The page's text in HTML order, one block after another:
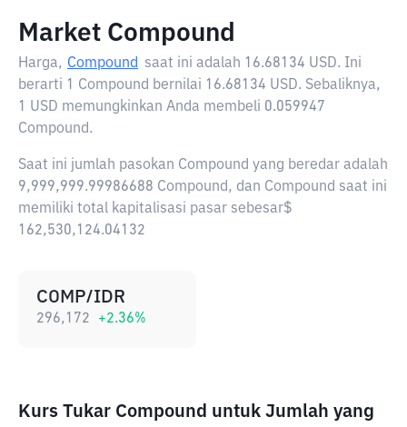
Market Compound
Harga, Compound saat ini adalah 16.68134 USD. Ini
berarti 1 Compound bernilai 16.68134 USD. Sebaliknya,
1 USD memungkinkan Anda membeli 0.059947
Compound.
Saat ini jumlah pasokan Compound yang beredar adalah
9,999,999.99986688 Compound, dan Compound saat ini
memiliki total kapitalisasi pasar sebesar$
162,530,124.04132
COMP/IDR
296,172 +2.36%
Kurs Tukar Compound untuk Jumlah yang